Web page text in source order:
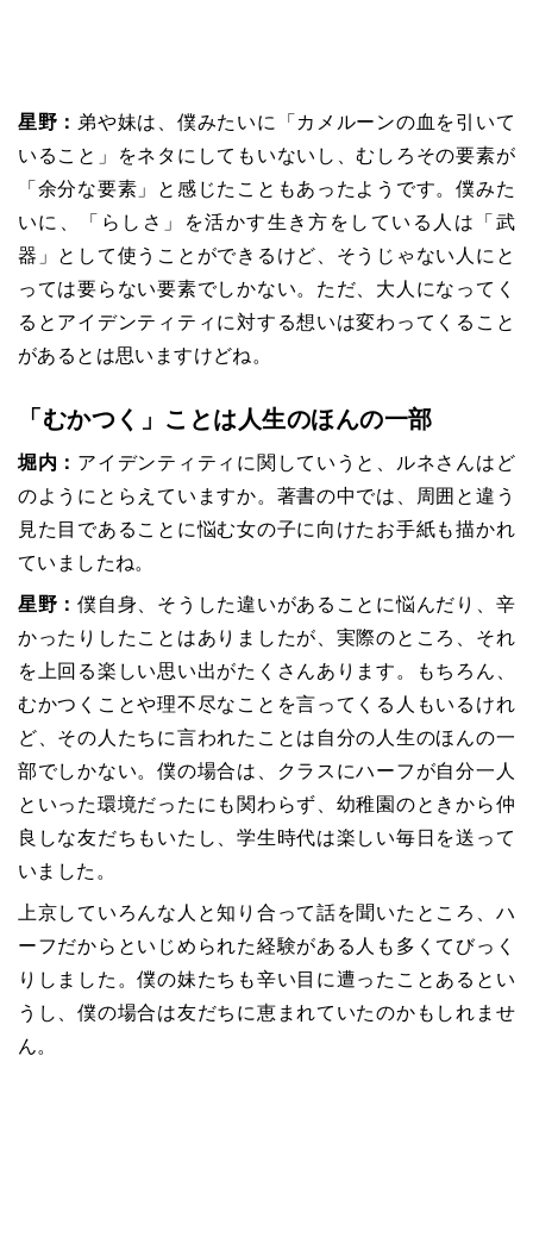
星野： 弟や妹は、僕みたいに「カメルーンの血を引いて
いること」をネタにしてもいないし、むしろその要素が
「余分な要素」と感じたこともあったようです。僕みた
いに、「らしさ」を活かす生き方をしている人は「武
器」として使うことができるけど、そうじゃない人にと
っては要らない要素でしかない。ただ、大人になってく
るとアイデンティティに対する想いは変わってくること
があるとは思いますけどね。
「むかつく」ことは人生のほんの一部
堀内： アイデンティティに関していうと、ルネさんはど
のようにとらえていますか。著書の中では、周囲と違う
見た目であることに悩む女の子に向けたお手紙も描かれ
ていましたね。
星野：僕自身、そうした違いがあることに悩んだり、辛
かったりしたことはありましたが、実際のところ、それ
を上回る楽しい思い出がたくさんあります。もちろん、
むかつくことや理不尽なことを言ってくる人もいるけれ
ど、その人たちに言われたことは自分の人生のほんの一
部でしかない。僕の場合は、クラスにハーフが自分一人
といった環境だったにも関わらず、幼稚園のときから仲
良しな友だちもいたし、学生時代は楽しい毎日を送って
いました。
上京していろんな人と知り合って話を聞いたところ、ハ
ーフだからといじめられた経験がある人も多くてびっく
りしました。僕の妹たちも辛い目に遭ったことあるとい
うし、僕の場合は友だちに恵まれていたのかもしれませ
ん。